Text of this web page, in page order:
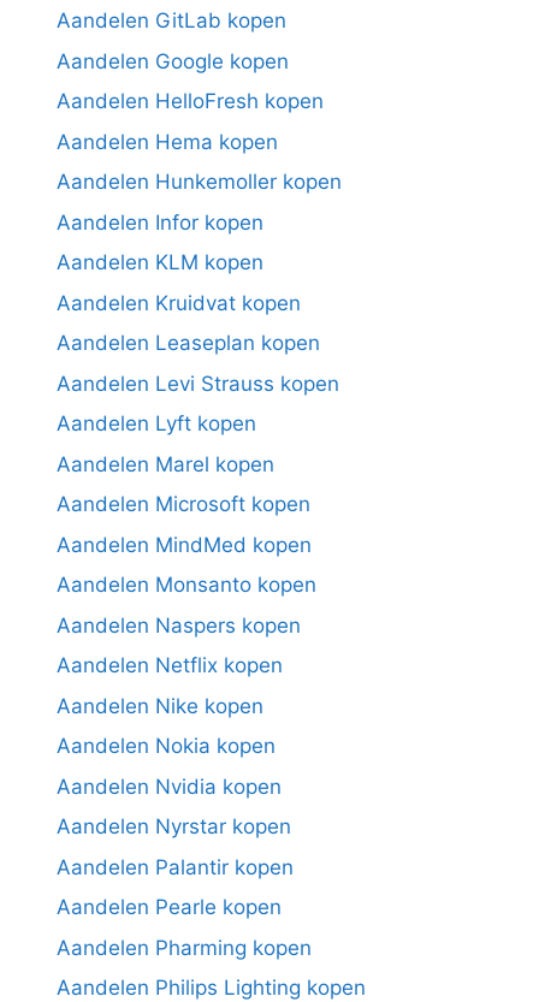
Aandelen GitLab kopen
Aandelen Google kopen
Aandelen HelloFresh kopen
Aandelen Hema kopen
Aandelen Hunkemoller kopen
Aandelen Infor kopen
Aandelen KLM kopen
Aandelen Kruidvat kopen
Aandelen Leaseplan kopen
Aandelen Levi Strauss kopen
Aandelen Lyft kopen
Aandelen Marel kopen
Aandelen Microsoft kopen
Aandelen MindMed kopen
Aandelen Monsanto kopen
Aandelen Naspers kopen
Aandelen Netflix kopen
Aandelen Nike kopen
Aandelen Nokia kopen
Aandelen Nvidia kopen
Aandelen Nyrstar kopen
Aandelen Palantir kopen
Aandelen Pearle kopen
Aandelen Pharming kopen
Aandelen Philips Lighting kopen